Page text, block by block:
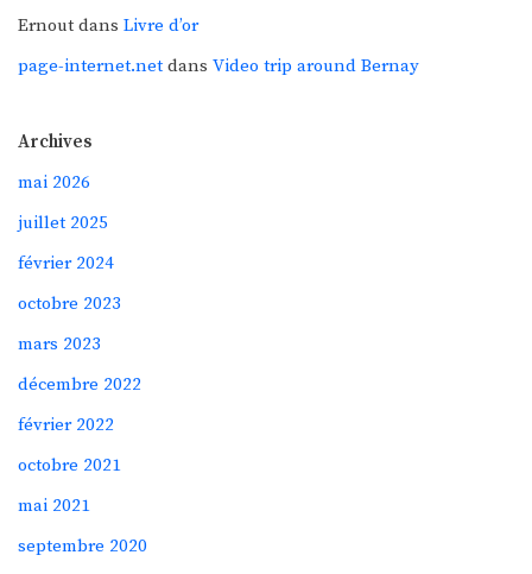
Ernout dans Livre d’or
page-internet.net dans Video trip around Bernay
Archives
mai 2026
juillet 2025
février 2024
octobre 2023
mars 2023
décembre 2022
février 2022
octobre 2021
mai 2021
septembre 2020